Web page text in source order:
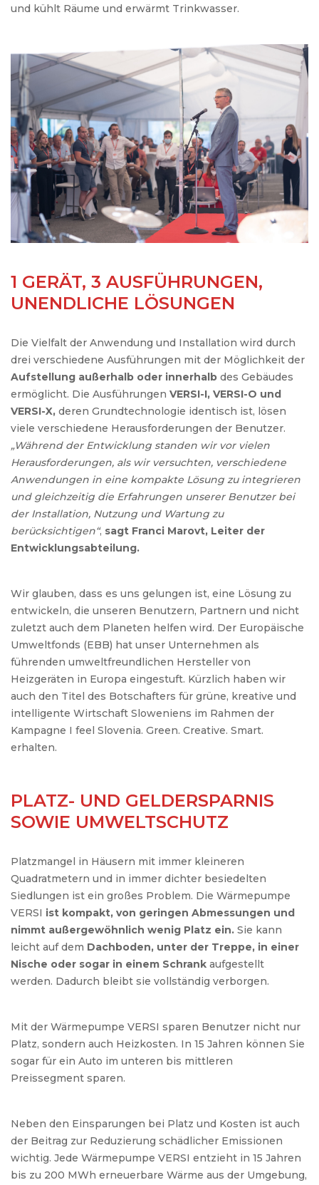
und kühlt Räume und erwärmt Trinkwasser.
1 GERÄT, 3 AUSFÜHRUNGEN,
UNENDLICHE LÖSUNGEN
Die Vielfalt der Anwendung und Installation wird durch
drei verschiedene Ausführungen mit der Möglichkeit der
Aufstellung außerhalb oder innerhalb des Gebäudes
ermöglicht. Die Ausführungen VERSI-I, VERSI-O und
VERSI-X, deren Grundtechnologie identisch ist, lösen
viele verschiedene Herausforderungen der Benutzer.
„Während der Entwicklung standen wir vor vielen
Herausforderungen, als wir versuchten, verschiedene
Anwendungen in eine kompakte Lösung zu integrieren
und gleichzeitig die Erfahrungen unserer Benutzer bei
der Installation, Nutzung und Wartung zu
berücksichtigen“, sagt Franci Marovt, Leiter der
Entwicklungsabteilung.
Wir glauben, dass es uns gelungen ist, eine Lösung zu
entwickeln, die unseren Benutzern, Partnern und nicht
zuletzt auch dem Planeten helfen wird. Der Europäische
Umweltfonds (EBB) hat unser Unternehmen als
führenden umweltfreundlichen Hersteller von
Heizgeräten in Europa eingestuft. Kürzlich haben wir
auch den Titel des Botschafters für grüne, kreative und
intelligente Wirtschaft Sloweniens im Rahmen der
Kampagne I feel Slovenia. Green. Creative. Smart.
erhalten.
PLATZ- UND GELDERSPARNIS
SOWIE UMWELTSCHUTZ
Platzmangel in Häusern mit immer kleineren
Quadratmetern und in immer dichter besiedelten
Siedlungen ist ein großes Problem. Die Wärmepumpe
VERSI ist kompakt, von geringen Abmessungen und
nimmt außergewöhnlich wenig Platz ein. Sie kann
leicht auf dem Dachboden, unter der Treppe, in einer
Nische oder sogar in einem Schrank aufgestellt
werden. Dadurch bleibt sie vollständig verborgen.
Mit der Wärmepumpe VERSI sparen Benutzer nicht nur
Platz, sondern auch Heizkosten. In 15 Jahren können Sie
sogar für ein Auto im unteren bis mittleren
Preissegment sparen.
Neben den Einsparungen bei Platz und Kosten ist auch
der Beitrag zur Reduzierung schädlicher Emissionen
wichtig. Jede Wärmepumpe VERSI entzieht in 15 Jahren
bis zu 200 MWh erneuerbare Wärme aus der Umgebung,